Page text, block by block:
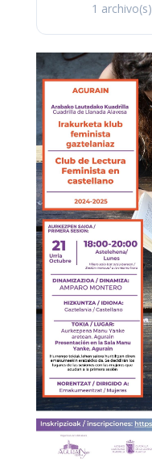
1 archivo(s)